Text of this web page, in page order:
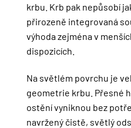
krbu. Krb pak nepůsobí
přirozeně integrovaná
výhoda zejména v
dispozicích.
Na světlém povrchu je
geometrie krbu. Přesné
ostění vyniknou bez
navržený čistě, světlý